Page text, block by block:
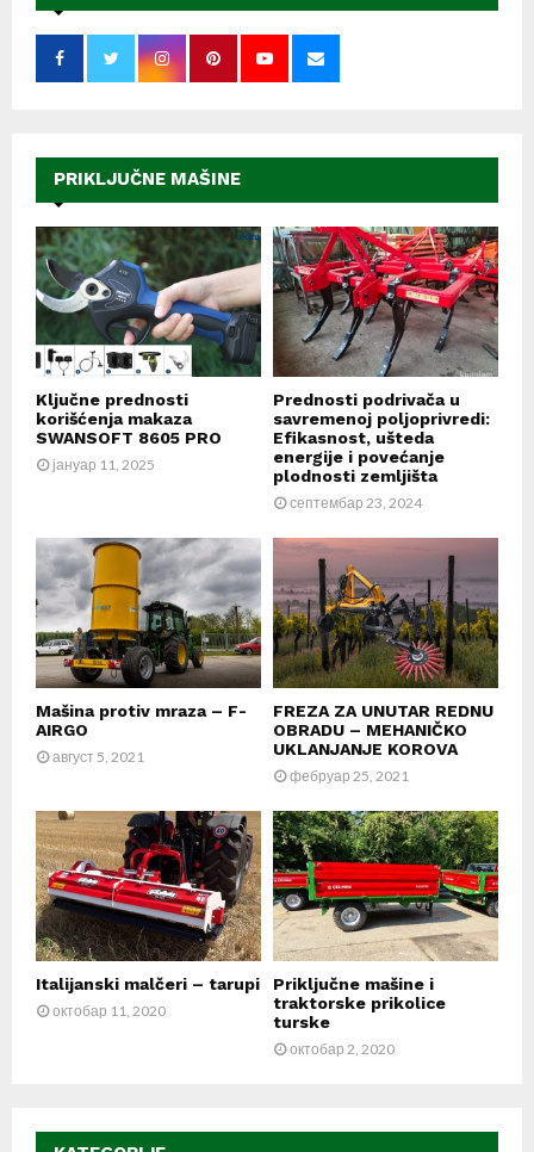
PRIKLJUČNE MAŠINE
Ključne prednosti
korišćenja makaza
SWANSOFT 8605 PRO
јануар 11, 2025
Prednosti podrivača u
savremenoj poljoprivredi:
Efikasnost, ušteda
energije i povećanje
plodnosti zemljišta
септембар 23, 2024
Mašina protiv mraza – F-
AIRGO
август 5, 2021
FREZA ZA UNUTAR REDNU
OBRADU – MEHANIČKO
UKLANJANJE KOROVA
фебруар 25, 2021
Italijanski malčeri – tarupi
октобар 11, 2020
Priključne mašine i
traktorske prikolice
turske
октобар 2, 2020